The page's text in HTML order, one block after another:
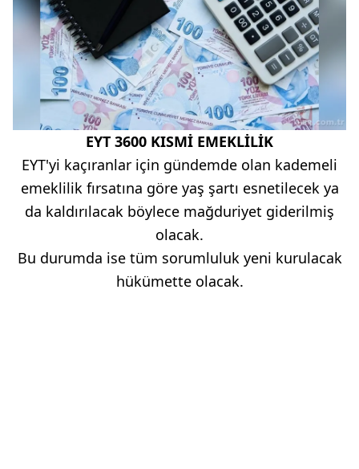
EYT 3600 KISMİ EMEKLİLİK
EYT'yi kaçıranlar için gündemde olan kademeli
emeklilik fırsatına göre yaş şartı esnetilecek ya
da kaldırılacak böylece mağduriyet giderilmiş
olacak.
Bu durumda ise tüm sorumluluk yeni kurulacak
hükümette olacak.